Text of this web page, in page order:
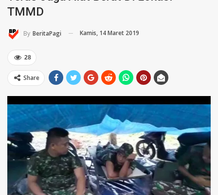
TMMD
By BeritaPagi Kamis, 14 Maret 2019
28
Share